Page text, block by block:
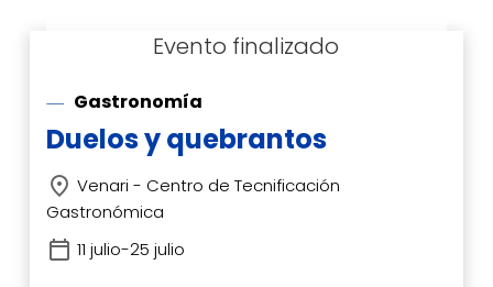
Gastronomía
Duelos y quebrantos
Venari - Centro de Tecnificación
Gastronómica
11 julio-25 julio